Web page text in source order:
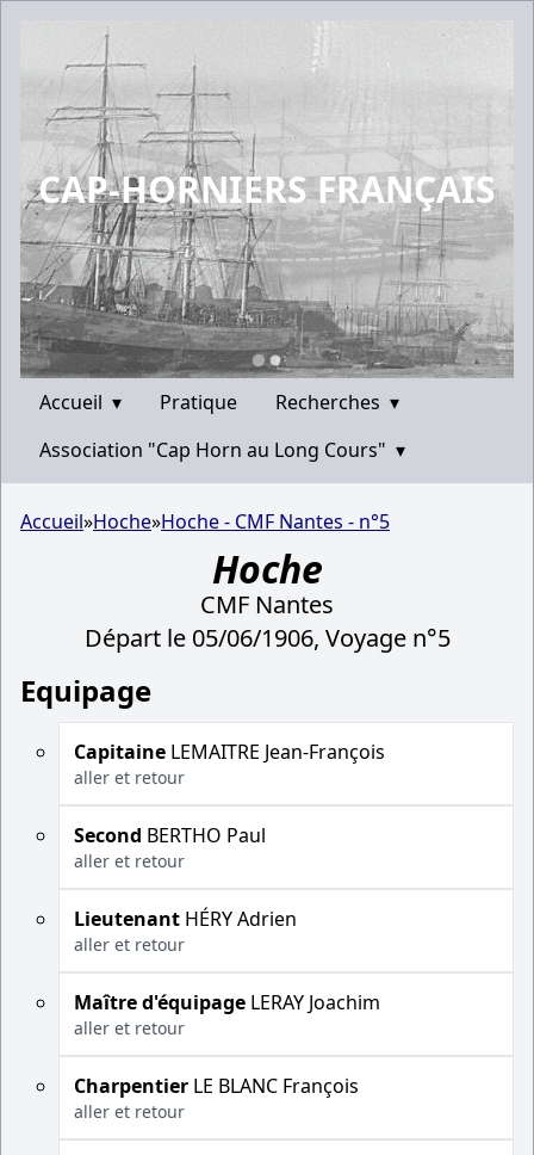
CAP-HORNIERS FRANÇAIS
Accueil ▾ Pratique Recherches ▾
Association "Cap Horn au Long Cours" ▾
Accueil»Hoche»Hoche - CMF Nantes - n°5
Hoche
CMF Nantes
Départ le 05/06/1906, Voyage n°5
Equipage
Capitaine LEMAITRE Jean-François
aller et retour
Second BERTHO Paul
aller et retour
Lieutenant HÉRY Adrien
aller et retour
Maître d'équipage LERAY Joachim
aller et retour
Charpentier LE BLANC François
aller et retour